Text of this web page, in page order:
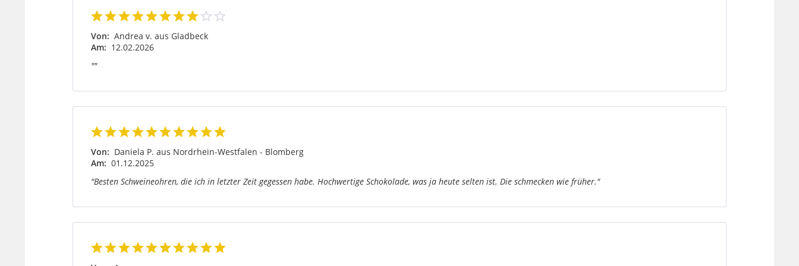
Von: Andrea v. aus Gladbeck
Am: 12.02.2026
""
Von: Daniela P. aus Nordrhein-Westfalen - Blomberg
Am: 01.12.2025
"Besten Schweineohren, die ich in letzter Zeit gegessen habe. Hochwertige Schokolade, was ja heute selten ist. Die schmecken wie früher."